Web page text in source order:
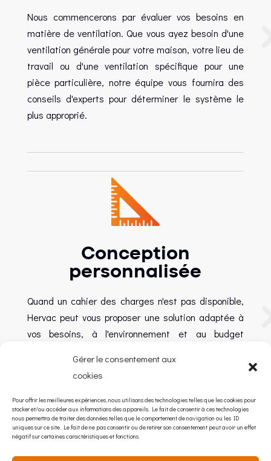
Gérer le consentement aux
cookies
Pour offrir les meilleures expériences, nous utilisons des technologies telles que les cookies pour
stocker et/ou accéder aux informations des appareils. Le fait de consentir à ces technologies
nous permettra de traiter des données telles que le comportement de navigation ou les ID
uniques sur ce site. Le fait de ne pas consentir ou de retirer son consentement peut avoir un effet
négatif sur certaines caractéristiques et fonctions.
Nous commencerons par évaluer vos besoins en
matière de ventilation. Que vous ayez besoin d'une
ventilation générale pour votre maison, votre lieu de
travail ou d'une ventilation spécifique pour une
pièce particulière, notre équipe vous fournira des
conseils d'experts pour déterminer le système le
plus approprié.
Conception
personnalisée
Quand un cahier des charges n'est pas disponible,
Hervac peut vous proposer une solution adaptée à
vos besoins, à l'environnement et au budget
Hervac s'est entourée de partenaires qui ont
professionnalisme, l'expérience et la sécurité